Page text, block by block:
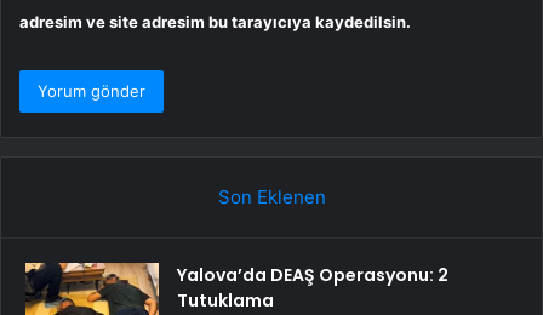
adresim ve site adresim bu tarayıcıya kaydedilsin.
Son Eklenen
Yalova’da DEAŞ Operasyonu: 2
Tutuklama